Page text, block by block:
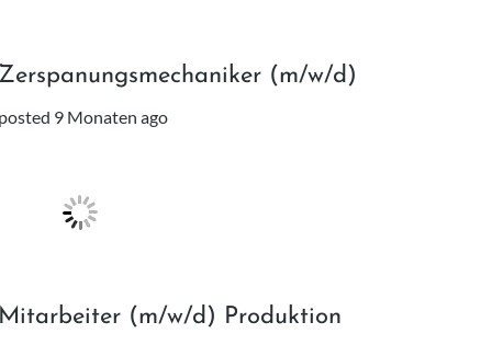
(m/w/d)
9 Monaten ago
(m/w/d) Produktion